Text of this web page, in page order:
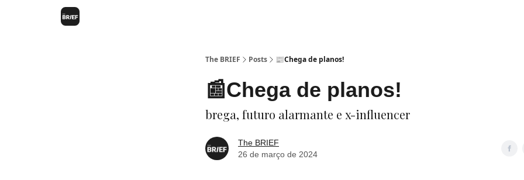
The BRIEF Posts 📰Chega de planos!
📰Chega de planos!
brega, futuro alarmante e x-influencer
The BRIEF
26 de março de 2024